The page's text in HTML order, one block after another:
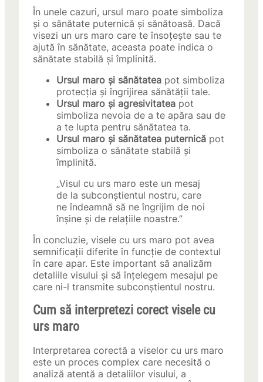
În unele cazuri, ursul maro poate simboliza
și o sănătate puternică și sănătoasă. Dacă
visezi un urs maro care te însoțește sau te
ajută în sănătate, aceasta poate indica o
sănătate stabilă și împlinită.
Ursul maro și sănătatea pot simboliza
protecția și îngrijirea sănătății tale.
Ursul maro și agresivitatea pot
simboliza nevoia de a te apăra sau de
a te lupta pentru sănătatea ta.
Ursul maro și sănătatea puternică pot
simboliza o sănătate stabilă și
împlinită.
„Visul cu urs maro este un mesaj
de la subconștientul nostru, care
ne îndeamnă să ne îngrijim de noi
înșine și de relațiile noastre.”
În concluzie, visele cu urs maro pot avea
semnificații diferite în funcție de contextul
în care apar. Este important să analizăm
detaliile visului și să înțelegem mesajul pe
care ni-l transmite subconștientul nostru.
Cum să interpretezi corect visele cu
urs maro
Interpretarea corectă a viselor cu urs maro
este un proces complex care necesită o
analiză atentă a detaliilor visului, a